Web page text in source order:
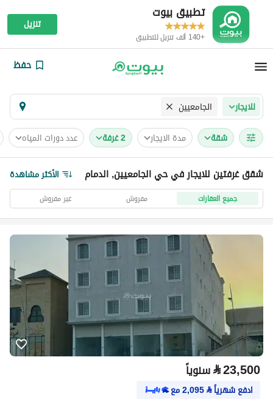
تطبيق بيوت
+140 ألف تنزيل للتطبيق
تنزيل
حفظ
للايجار الجامعيين
شقة مدة الايجار 2 غرفة عدد دورات المياه
شقق غرفتين للايجار في حي الجامعيين, الدمام الأكثر مشاهدة
جميع العقارات مفروش غير مفروش
⃁23,500 سنوياً
ادفع شهرياً⃁
2,095مع